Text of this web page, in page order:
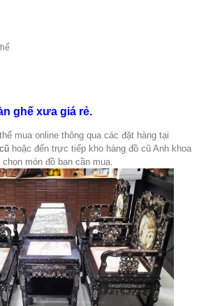
ghế xưa giá rẻ.
mua online thông qua các đặt hàng tại
hoặc đến trực tiếp kho hàng đồ cũ Anh khoa
chọn món đồ bạn cần mua.